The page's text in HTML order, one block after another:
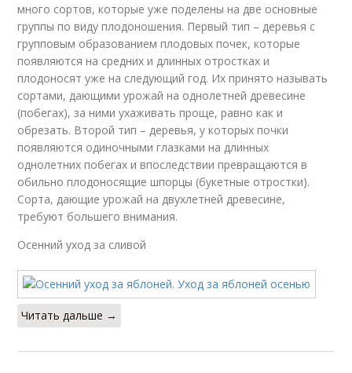
много сортов, которые уже поделены на две основные
группы по виду плодоношения. Первый тип – деревья с
групповым образованием плодовых почек, которые
появляются на средних и длинных отростках и
плодоносят уже на следующий год. Их принято называть
сортами, дающими урожай на однолетней древесине
(побегах), за ними ухаживать проще, равно как и
обрезать. Второй тип – деревья, у которых почки
появляются одиночными глазками на длинных
однолетних побегах и впоследствии превращаются в
обильно плодоносящие шпорцы (букетные отростки).
Сорта, дающие урожай на двухлетней древесине,
требуют большего внимания.
Осенний уход за сливой
Читать дальше →